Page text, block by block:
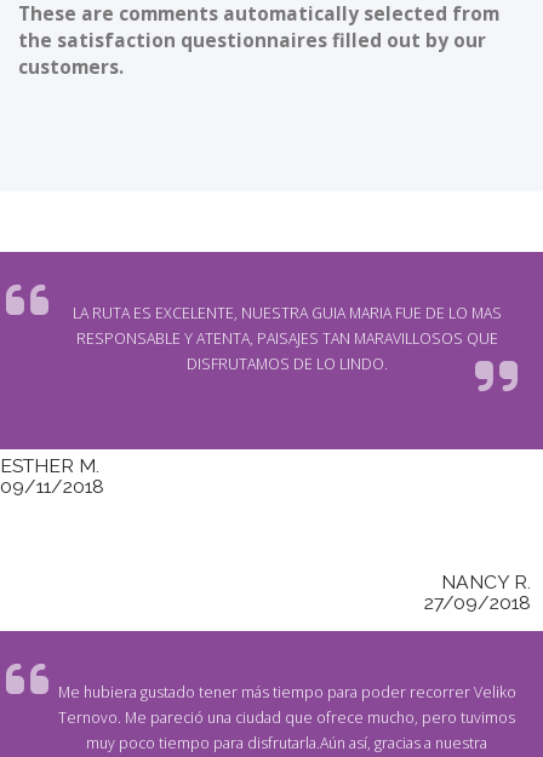
These are comments automatically selected from
the satisfaction questionnaires filled out by our
customers.
LA RUTA ES EXCELENTE, NUESTRA GUIA MARIA FUE DE LO MAS
RESPONSABLE Y ATENTA, PAISAJES TAN MARAVILLOSOS QUE
DISFRUTAMOS DE LO LINDO.
ESTHER M.
09/11/2018
NANCY R.
27/09/2018
Me hubiera gustado tener más tiempo para poder recorrer Veliko
Ternovo. Me pareció una ciudad que ofrece mucho, pero tuvimos
muy poco tiempo para disfrutarla.Aún así, gracias a nuestra